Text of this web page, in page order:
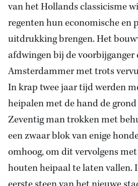
van het Hollands classicisme
regenten hun economische
uitdrukking brengen. Het
afdwingen bij de voorbijganger
Amsterdammer met trots
In krap twee jaar tijd werden
heipalen met de hand de grond
Zeventig man trokken met
een zwaar blok van enige
omhoog, om dit vervolgens
houten heipaal te laten vallen.